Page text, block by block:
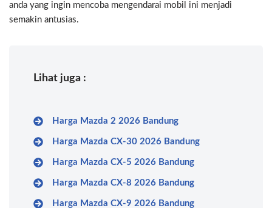
anda yang ingin mencoba mengendarai mobil ini menjadi
semakin antusias.
Lihat juga :
Harga Mazda 2 2026 Bandung
Harga Mazda CX-30 2026 Bandung
Harga Mazda CX-5 2026 Bandung
Harga Mazda CX-8 2026 Bandung
Harga Mazda CX-9 2026 Bandung